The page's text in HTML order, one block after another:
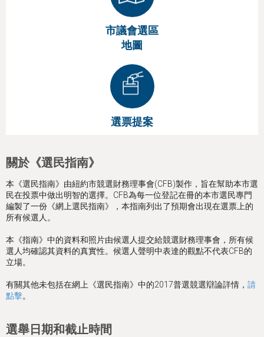
市議會選區
地圖
選票提案
關於《選民指南》
本《選民指南》由紐約市競選財務理事會(CFB)製作，旨在幫助本市選
民在投票中做出明智的選擇。CFB為每一位登記在冊的本市選民專門
編製了一份《網上選民指南》，本指南列出了預期會出現在選票上的
所有候選人。
本《指南》中的資料和照片由候選人提交給競選財務理事會，所有候
選人均確認其資料的真實性。候選人聲明中表達的觀點不代表CFB的
立場。
有關其他未包括在網上《選民指南》中的2017普選競選辯論詳情， 請
點擊。
選舉日期和截止時間